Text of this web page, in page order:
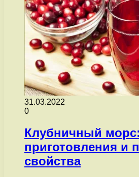
31.03.2022
0
Клубничный
приготовления и
свойства